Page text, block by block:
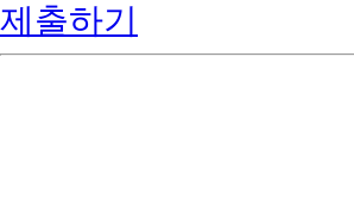
제출하기